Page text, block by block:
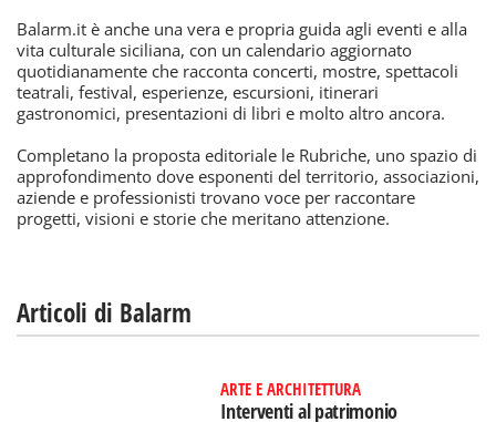
Balarm.it è anche una vera e propria guida agli eventi e alla
vita culturale siciliana, con un calendario aggiornato
quotidianamente che racconta concerti, mostre, spettacoli
teatrali, festival, esperienze, escursioni, itinerari
gastronomici, presentazioni di libri e molto altro ancora.
Completano la proposta editoriale le Rubriche, uno spazio di
approfondimento dove esponenti del territorio, associazioni,
aziende e professionisti trovano voce per raccontare
progetti, visioni e storie che meritano attenzione.
Articoli di Balarm
ARTE E ARCHITETTURA
Interventi al patrimonio